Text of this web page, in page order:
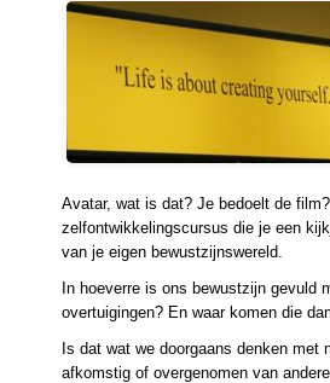
Avatar, wat is dat? Je bedoelt de
zelfontwikkelingscursus die je een
van je eigen bewustzijnswereld.
In hoeverre is ons bewustzijn gevuld
overtuigingen? En waar komen die
Is dat wat we doorgaans denken met
afkomstig of overgenomen van